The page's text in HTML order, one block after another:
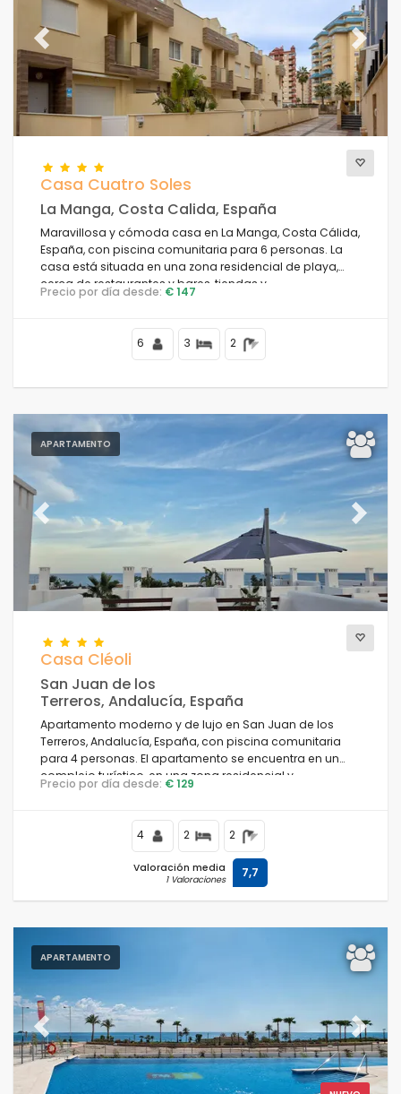
Los mejor puntuados (21)
Propiedades de lujo (3)
Fin de semana
Del mes (31)
Para la familia
(34)
Area de playa (39)
Cerca de campos de golf (2)
Cerca de pistas de esquí
En el área de la ciudad (48)
En área rural
Media pizarra
Previous Next
Casa Cuatro Soles
La Manga, Costa Calida, España
Maravillosa y cómoda casa en La Manga, Costa Cálida,
España, con piscina comunitaria para 6 personas. La
casa está situada en una zona residencial de playa,
cerca de restaurantes y bares, tiendas y
supermercados, y se encuentra a 100 m de la playa.
Precio por día desde: € 147
6 3 2
APARTAMENTO
Previous Next
Casa Cléoli
San Juan de los
Terreros, Andalucía, España
Apartamento moderno y de lujo en San Juan de los
Terreros, Andalucía, España, con piscina comunitaria
para 4 personas. El apartamento se encuentra en un
complejo turístico, en una zona residencial y
montañosa cerca de la playa, a poca distancia de
Precio por día desde: € 129
4 2 2
Valoración media
1 Valoraciones 7,7
APARTAMENTO
Previous Next